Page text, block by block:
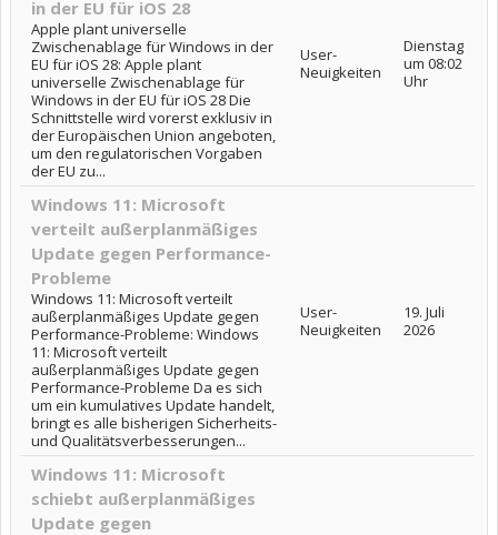
in der EU für iOS 28
Apple plant universelle
Zwischenablage für Windows in der
EU für iOS 28: Apple plant
universelle Zwischenablage für
Windows in der EU für iOS 28 Die
Schnittstelle wird vorerst exklusiv in
der Europäischen Union angeboten,
um den regulatorischen Vorgaben
der EU zu...
User-
Neuigkeiten
Dienstag
um 08:02
Uhr
Windows 11: Microsoft
verteilt außerplanmäßiges
Update gegen Performance-
Probleme
Windows 11: Microsoft verteilt
außerplanmäßiges Update gegen
Performance-Probleme: Windows
11: Microsoft verteilt
außerplanmäßiges Update gegen
Performance-Probleme Da es sich
um ein kumulatives Update handelt,
bringt es alle bisherigen Sicherheits-
und Qualitätsverbesserungen...
User-
Neuigkeiten
19. Juli
2026
Windows 11: Microsoft
schiebt außerplanmäßiges
Update gegen